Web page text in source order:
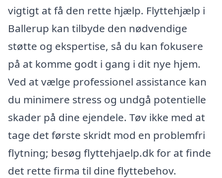
vigtigt at få den rette hjælp. Flyttehjælp i
Ballerup kan tilbyde den nødvendige
støtte og ekspertise, så du kan fokusere
på at komme godt i gang i dit nye hjem.
Ved at vælge professionel assistance kan
du minimere stress og undgå potentielle
skader på dine ejendele. Tøv ikke med at
tage det første skridt mod en problemfri
flytning; besøg flyttehjaelp.dk for at finde
det rette firma til dine flyttebehov.